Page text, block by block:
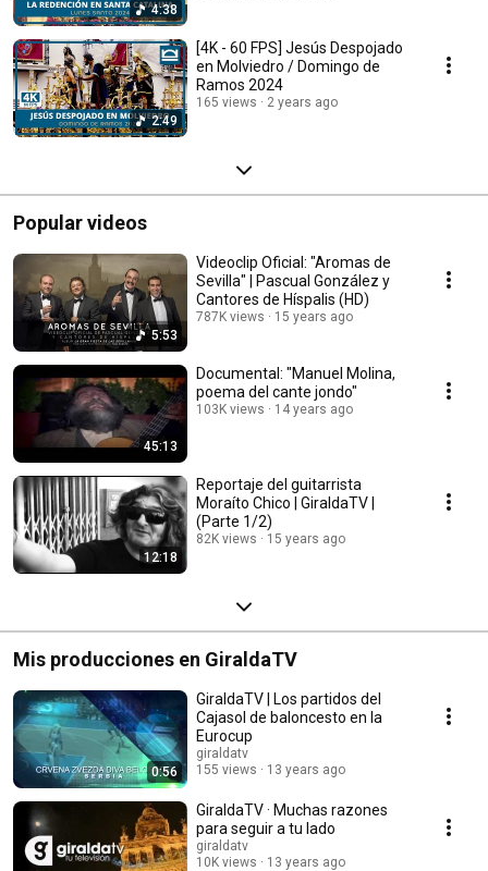
4:38
2:49
[4K - 60 FPS] Jesús Despojado
en Molviedro / Domingo de
Ramos 2024
165 views 2 years ago
Popular videos
5:53
Videoclip Oficial: "Aromas de
Sevilla" | Pascual González y
Cantores de Híspalis (HD)
787K views 15 years ago
45:13
Documental: "Manuel Molina,
poema del cante jondo"
103K views 14 years ago
12:18
Reportaje del guitarrista
Moraíto Chico | GiraldaTV |
(Parte 1/2)
82K views 15 years ago
Mis producciones en GiraldaTV
0:56
GiraldaTV | Los partidos del
Cajasol de baloncesto en la
Eurocup
giraldatv
155 views
13 years ago
GiraldaTV · Muchas razones
para seguir a tu lado
giraldatv
10K views
13 years ago